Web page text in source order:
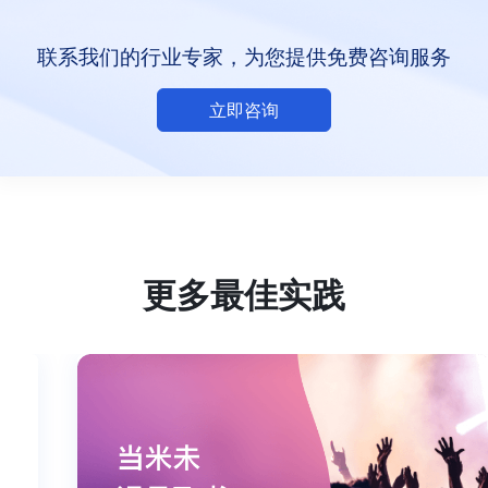
联系我们的行业专家，为您提供免费咨询服务
立即咨询
更多最佳实践